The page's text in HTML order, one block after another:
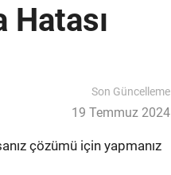
Son Güncelleme
19 Temmuz 2024
çözümü için yapmanız